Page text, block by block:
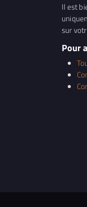
Il est
sur
Pour